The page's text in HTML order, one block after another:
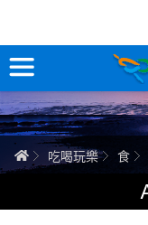
跳
到
主
要
內
容
訊息專區
關於澎湖
全部美食
首頁吃喝玩樂 食